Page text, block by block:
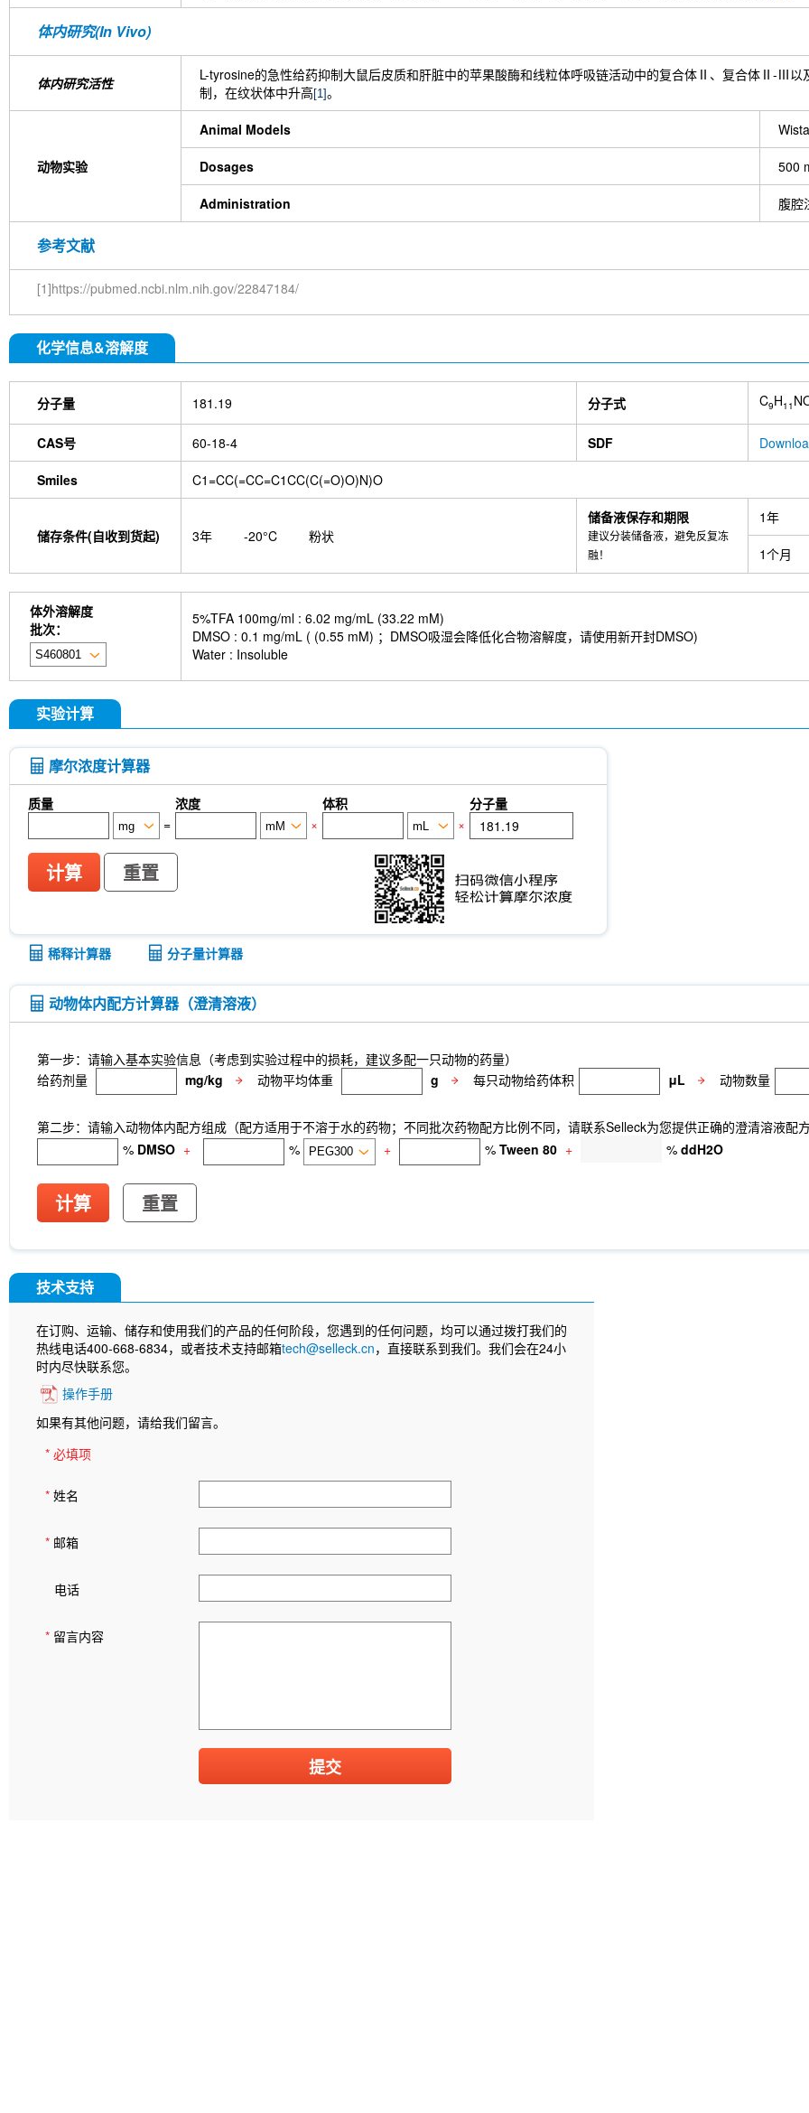
体内研究(In Vivo)
体内研究活性
L-tyrosine的急性给药抑制大鼠后皮质和肝脏中的苹果酸酶和线粒体呼吸链活动中的复合体Ⅱ、复合体Ⅱ-Ⅲ
制，在纹状体中升高[1]。
动物实验
Animal Models
Dosages 500
Administration 腹腔
参考文献
[1]https://pubmed.ncbi.nlm.nih.gov/22847184/
化学信息&溶解度
分子量 181.19 分子式 C9H11
CAS号 60-18-4 SDF
Smiles C1=CC(=CC=C1CC(C(=O)O)N)O
储存条件(自收到货起) 3年 -20°C 粉状
储备液保存和期限
建议分装储备液，避免反复冻
融！
1年
1个月
体外溶解度
批次：
5%TFA 100mg/ml : 6.02 mg/mL (33.22 mM)
DMSO : 0.1 mg/mL ( (0.55 mM) ；DMSO吸湿会降低化合物溶解度，请使用新开封DMSO)
Water : Insoluble
实验计算
摩尔浓度计算器
质量 浓度 体积
分子量
=
× ×
计算 重置
稀释计算器 分子量计算器
动物体内配方计算器（澄清溶液）
第一步：请输入基本实验信息（考虑到实验过程中的损耗，建议多配一只动物的药量）
给药剂量
mg/kg 动物平均体重 g 每只动物给药体积 μL 动物数量
第二步：请输入动物体内配方组成（配方适用于不溶于水的药物；不同批次药物配方比例不同，请联系Selleck为您提供正确的澄清溶液配
% DMSO + % + % Tween 80 + % ddH2O
计算 重置
技术支持
在订购、运输、储存和使用我们的产品的任何阶段，您遇到的任何问题，均可以通过拨打我们的
热线电话400-668-6834，或者技术支持邮箱tech@selleck.cn，直接联系到我们。我们会在24小
时内尽快联系您。
操作手册
如果有其他问题，请给我们留言。
* 必填项
* 姓名
* 邮箱
电话
* 留言内容